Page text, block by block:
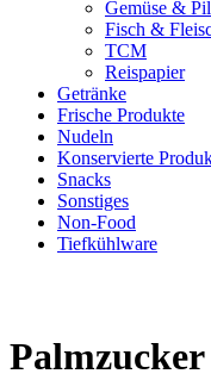
Gemüse &
Fisch &
TCM
Reispapier
Getränke
Frische Produkte
Nudeln
Konservierte
Snacks
Sonstiges
Non-Food
Tiefkühlware